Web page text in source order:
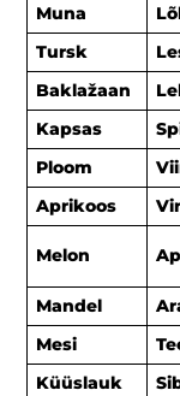
Muna
Tursk
Baklažaan
Kapsas
Ploom
Aprikoos
Melon
Mandel
Mesi
Küüslauk